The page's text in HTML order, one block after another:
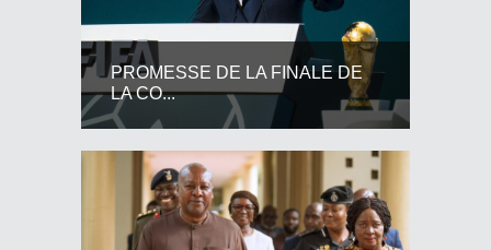
PROMESSE DE LA FINALE DE
LA CO...